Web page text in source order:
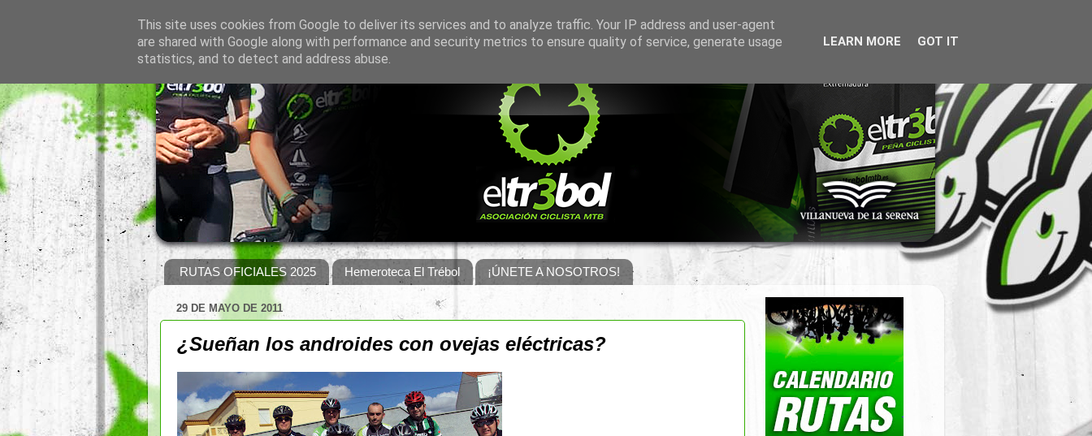
RUTAS OFICIALES 2025 Hemeroteca El Trébol ¡ÚNETE A NOSOTROS!
29 DE MAYO DE 2011
¿Sueñan los androides con ovejas eléctricas?
This site uses cookies from Google to deliver its services and to analyze traffic. Your IP address and user-agent
are shared with Google along with performance and security metrics to ensure quality of service, generate usage
statistics, and to detect and address abuse.
LEARN MORE GOT IT